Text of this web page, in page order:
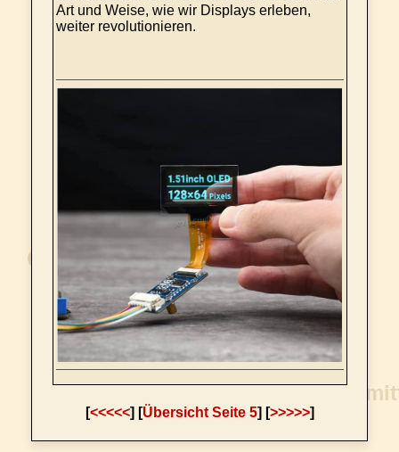
Art und Weise, wie wir Displays erleben,
weiter revolutionieren.
[<<<<<] [Übersicht Seite 5] [>>>>>]